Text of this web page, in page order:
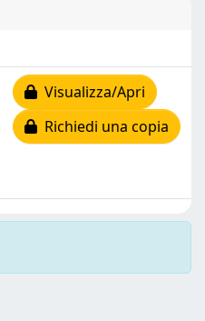
Visualizza/Apri
Richiedi una copia